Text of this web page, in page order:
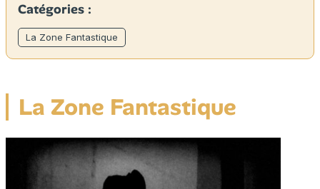
Catégories :
La Zone Fantastique
La Zone Fantastique